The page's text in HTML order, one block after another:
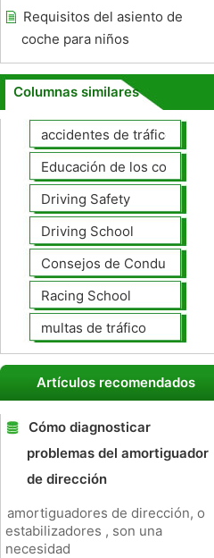
Requisitos del asiento de
coche para niños
Columnas similares
accidentes de tráfico
Educación de los
Driving Safety
Driving School
Consejos de Conducción
Racing School
multas de tráfico
Artículos recomendados
Cómo diagnosticar
problemas del amortiguador
de dirección
amortiguadores de dirección, o
estabilizadores , son una
necesidad